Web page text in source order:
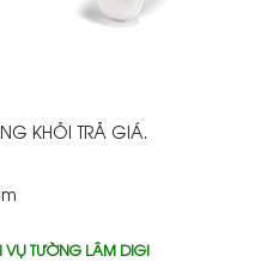
KHỎI TRẢ GIÁ.
VỤ TƯỜNG LÂM DIGI